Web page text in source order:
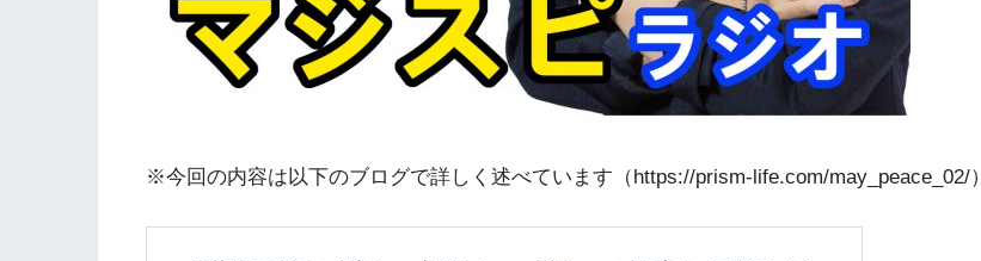
※今回の内容は以下のブログで詳しく述べています（https://prism-life.com/may_peace_02/）